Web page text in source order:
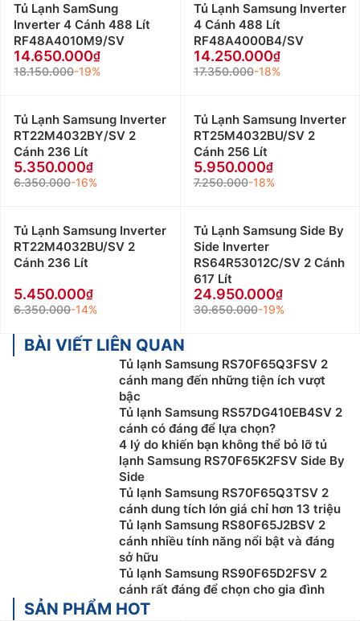
Tủ Lạnh SamSung
Inverter 4 Cánh 488 Lít
RF48A4010M9/SV
14.650.000
18.150.000-19%
Tủ Lạnh Samsung Inverter
4 Cánh 488 Lít
RF48A4000B4/SV
14.250.000
17.350.000-18%
Tủ Lạnh Samsung Inverter
RT22M4032BY/SV 2
Cánh 236 Lít
5.350.000
6.350.000-16%
Tủ Lạnh Samsung Inverter
RT25M4032BU/SV 2
Cánh 256 Lít
5.950.000
7.250.000-18%
Tủ Lạnh Samsung Inverter
RT22M4032BU/SV 2
Cánh 236 Lít
5.450.000
6.350.000-14%
Tủ Lạnh Samsung Side By
Side Inverter
RS64R53012C/SV 2 Cánh
617 Lít
24.950.000
30.650.000-19%
BÀI VIẾT LIÊN QUAN
Tủ lạnh Samsung RS70F65Q3FSV 2
cánh mang đến những tiện ích vượt
bậc
Tủ lạnh Samsung RS57DG410EB4SV 2
cánh có đáng để lựa chọn?
4 lý do khiến bạn không thể bỏ lỡ tủ
lạnh Samsung RS70F65K2FSV Side By
Side
Tủ lạnh Samsung RS70F65Q3TSV 2
cánh dung tích lớn giá chỉ hơn 13 triệu
Tủ lạnh Samsung RS80F65J2BSV 2
cánh nhiều tính năng nổi bật và đáng
sở hữu
Tủ lạnh Samsung RS90F65D2FSV 2
cánh rất đáng để chọn cho gia đình
SẢN PHẨM HOT